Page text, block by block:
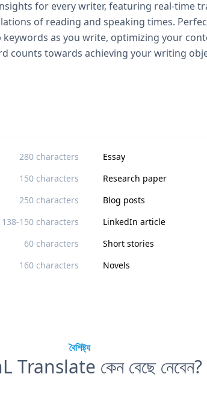
for every writer, featuring real-time
of reading and speaking times.
as you write, optimizing your
counts towards achieving your writing
280 characters
150 characters
250 characters
138-150 characters
60 characters
160 characters
Essay
Research paper
Blog posts
LinkedIn article
Short stories
Novels
বৈশিষ্ট্য
Translate কেন বেছে নেবেন?